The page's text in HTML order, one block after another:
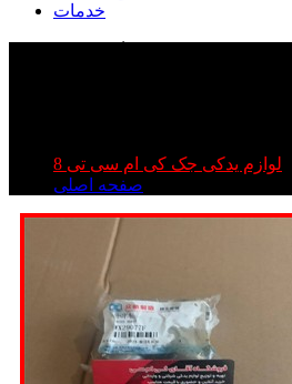
خدمات
لوازم یدکی جک کی ام سی تی 8
صفحه اصلی